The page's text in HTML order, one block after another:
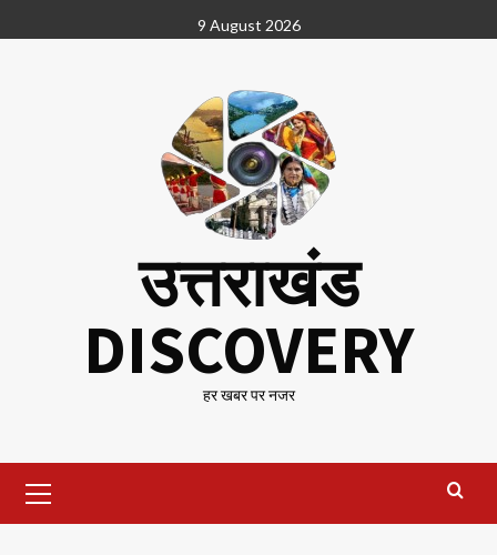
to
9 August 2026
उत्तराखंड
DISCOVERY
हर खबर पर नजर
Menu